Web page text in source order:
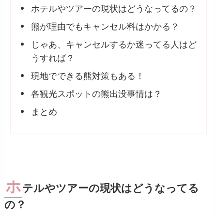
ホテルやツアーの現状はどうなってるの？
熊が理由でもキャンセル料はかかる？
じゃあ、キャンセルするか迷ってる人はど
うすれば？
現地でできる熊対策もある！
各観光スポットの熊出没事情は？
まとめ
ホテルやツアーの現状はどうなってる
の？